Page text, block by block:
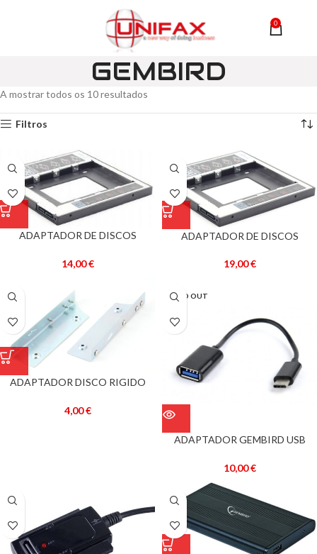
0
GEMBIRD
A mostrar todos os 10 resultados
Filtros
ADAPTADOR DE DISCOS
ÓPTICO P/ PORTÁTEIS (ALTURA
14,00€
ADAPTADOR DE DISCOS
PORTÁTIL (12.7MM ALTURA) –
19,00€
ADAPTADOR DISCO RIGIDO
4,00€
SOLD OUT
ADAPTADOR GEMBIRD USB
10,00€